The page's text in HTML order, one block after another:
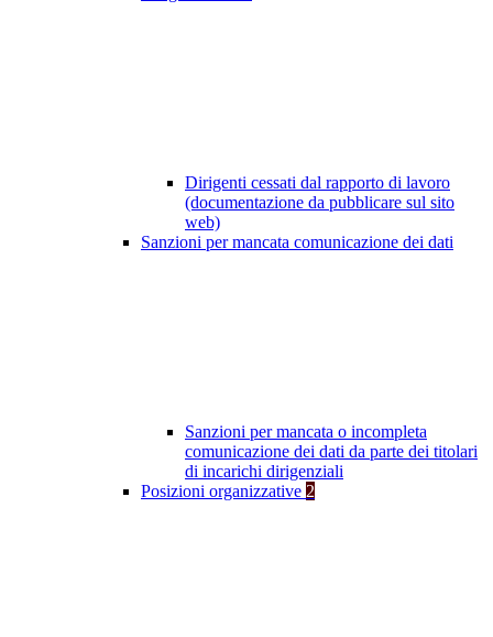
Dirigenti cessati dal rapporto di lavoro
(documentazione da pubblicare sul sito
web)
Sanzioni per mancata comunicazione dei dati
Sanzioni per mancata o incompleta
comunicazione dei dati da parte dei titolari
di incarichi dirigenziali
Posizioni organizzative 2